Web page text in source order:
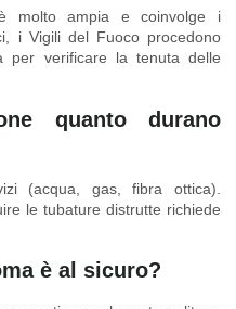
molto ampia e coinvolge i
i Vigili del Fuoco procedono
per verificare la tenuta delle
quanto durano
(acqua, gas, fibra ottica).
le tubature distrutte richiede
è al sicuro?